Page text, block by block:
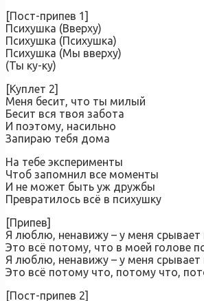
[Пост-припев 1]
Психушка (Вверху)
Психушка (Психушка)
Психушка (Мы вверху)
(Ты ку-ку)
[Куплет 2]
Меня бесит, что ты милый
Бесит вся твоя забота
И поэтому, насильно
Запираю тебя дома
На тебе эксперименты
Чтоб запомнил все моменты
И не может быть уж дружбы
Превратилось всё в психушку
[Припев]
Я люблю, ненавижу – у меня
Это всё потому, что в моей голове
Я люблю, ненавижу – у меня
Это всё потому что, потому что,
[Пост-припев 2]